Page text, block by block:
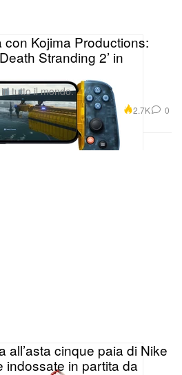
Kojima Productions:
Stranding 2’ in
tutto il mondo.
2.7K 0
all’asta cinque paia di Nike
indossate in partita da